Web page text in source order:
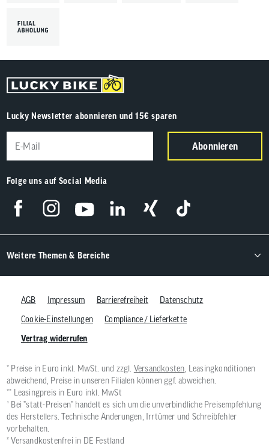
Lucky Newsletter abonnieren und 15€ sparen
Abonnieren
Folge uns auf Social Media
Weitere Themen & Bereiche
AGB Impressum Barrierefreiheit
Datenschutz
Cookie-Einstellungen
Compliance / Lieferkette
Vertrag widerrufen
* Preise in Euro inkl. MwSt. und zzgl. Versandkosten, Leasingkonditionen
abweichend, Preise in unseren Filialen können ggf. abweichen.
** Leasingpreis in Euro inkl. MwSt
¹ Bei "statt-Preisen" handelt es sich um die unverbindliche Preisempfehlung
des Herstellers. Technische Änderungen, Irrtümer und Schreibfehler
vorbehalten.
² Versandkostenfrei in DE Festland